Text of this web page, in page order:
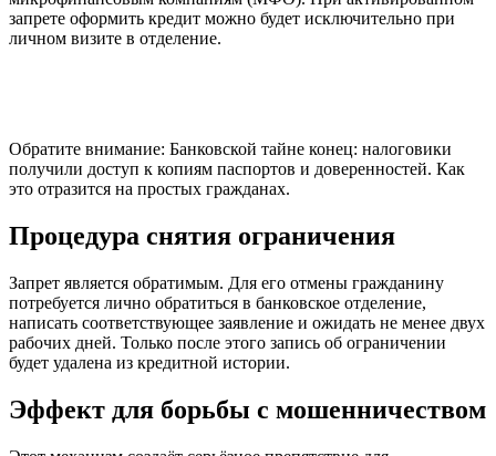
запрете оформить кредит можно будет исключительно при
личном визите в отделение.
Обратите внимание: Банковской тайне конец: налоговики
получили доступ к копиям паспортов и доверенностей. Как
это отразится на простых гражданах.
Процедура снятия ограничения
Запрет является обратимым. Для его отмены гражданину
потребуется лично обратиться в банковское отделение,
написать соответствующее заявление и ожидать не менее двух
рабочих дней. Только после этого запись об ограничении
будет удалена из кредитной истории.
Эффект для борьбы с мошенничеством